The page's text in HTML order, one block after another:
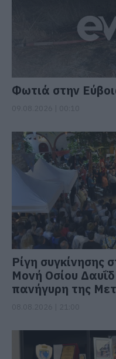
Φωτιά στην
Ρίγη συγκίνησης
Μονή Οσίου
πανήγυρη της